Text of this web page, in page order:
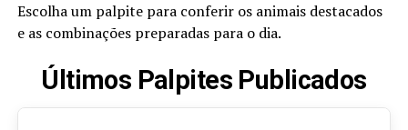
Escolha um palpite para conferir os animais destacados
e as combinações preparadas para o dia.
Últimos Palpites Publicados